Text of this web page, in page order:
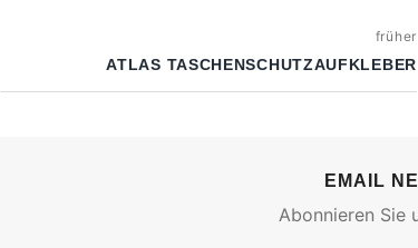
früher
ATLAS TASCHENSCHUTZAUFKLEBER
EMAIL
Abonnieren Sie